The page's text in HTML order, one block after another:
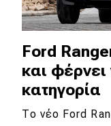
Ford
και
κατηγορία
Το νέο Ford